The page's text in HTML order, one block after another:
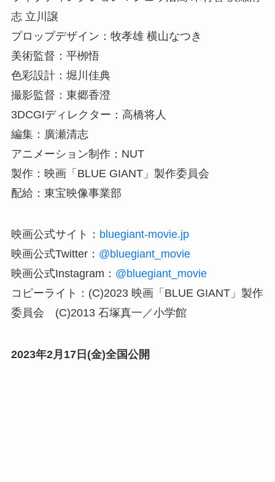
志 立川譲
プロップデザイン：牧孝雄 横山なつき
美術監督：平栁悟
色彩設計：堀川佳典
撮影監督：東郷香澄
3DCGIディレクター：高橋将人
編集：廣瀬清志
アニメーション制作：NUT
製作：映画「BLUE GIANT」製作委員会
配給：東宝映像事業部
映画公式サイト： bluegiant-movie.jp
映画公式Twitter： @bluegiant_movie
映画公式Instagram： @bluegiant_movie
コピーライト：(C)2023 映画「BLUE GIANT」製作
委員会 (C)2013 石塚真一／小学館
2023年2月17日(金)全国公開